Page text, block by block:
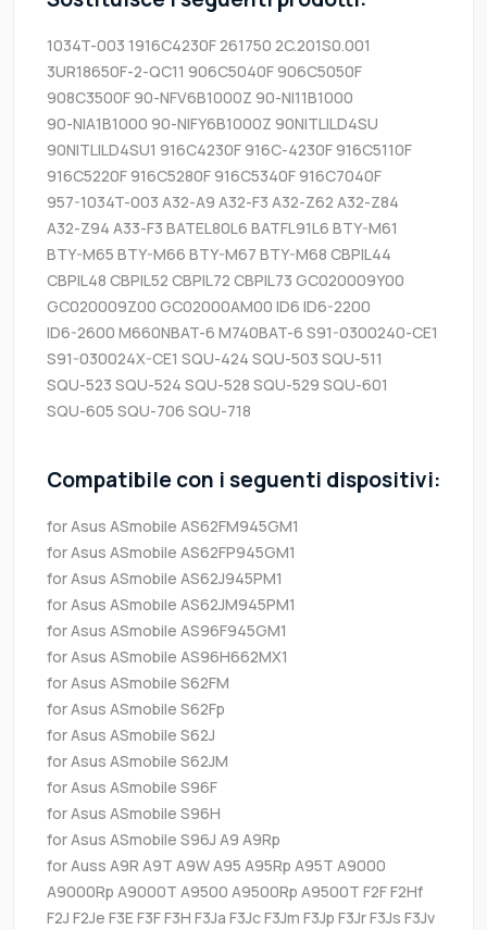
1034T-003 1916C4230F261750 2C.201S0.001
3UR18650F-2-QC11 906C5040F 906C5050F
908C3500F 90-NFV6B1000Z 90-NI11B1000
90-NIA1B1000 90-NIFY6B1000Z 90NITLILD4SU
90NITLILD4SU1 916C4230F 916C-4230F 916C5110F
916C5220F 916C5280F 916C5340F 916C7040F
957-1034T-003 A32-A9 A32-F3 A32-Z62 A32-Z84
A32-Z94 A33-F3 BATEL80L6 BATFL91L6 BTY-M61
BTY-M65 BTY-M66 BTY-M67 BTY-M68 CBPIL44
CBPIL48 CBPIL52 CBPIL72 CBPIL73 GC020009Y00
GC020009Z00 GC02000AM00 ID6 ID6-2200
ID6-2600 M660NBAT-6 M740BAT-6 S91-0300240-CE1
S91-030024X-CE1 SQU-424 SQU-503 SQU-511
SQU-523 SQU-524 SQU-528 SQU-529 SQU-601
SQU-605 SQU-706 SQU-718
Compatibile con i seguenti dispositivi:
for Asus ASmobile AS62FM945GM1
for Asus ASmobile AS62FP945GM1
for Asus ASmobile AS62J945PM1
for Asus ASmobile AS62JM945PM1
for Asus ASmobile AS96F945GM1
for Asus ASmobile AS96H662MX1
for Asus ASmobile S62FM
for Asus ASmobile S62Fp
for Asus ASmobile S62J
for Asus ASmobile S62JM
for Asus ASmobile S96F
for Asus ASmobile S96H
for Asus ASmobile S96J A9 A9Rp
for Auss A9R A9T A9W A95 A95Rp A95T A9000
A9000Rp A9000T A9500 A9500Rp A9500T F2F F2Hf
F2J F2Je F3E F3F F3H F3Ja F3Jc F3Jm F3Jp F3Jr F3Js F3Jv